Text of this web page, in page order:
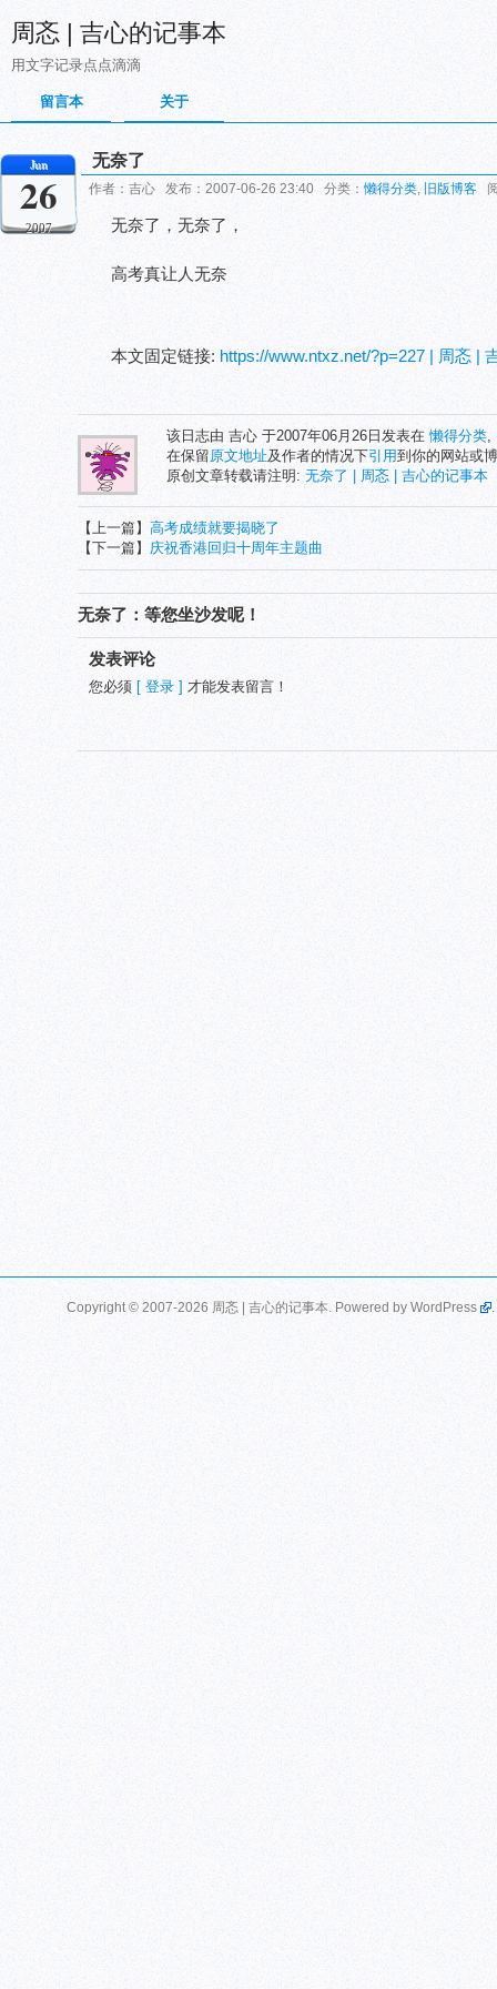
周忞 | 吉心的记事本
用文字记录点点滴滴
留言本 关于
Jun
26
2007
无奈了
作者：吉心 发布：2007-06-26 23:40 分类：懒得分类, 旧版博客
无奈了，无奈了，
高考真让人无奈
本文固定链接: https://www.ntxz.net/?p=227 | 周忞 |
该日志由 吉心 于2007年06月26日发表在懒得分类,
在保留原文地址及作者的情况下引用到你的网站或
原创文章转载请注明: 无奈了 | 周忞 | 吉心的记事本
【上一篇】 高考成绩就要揭晓了
【下一篇】 庆祝香港回归十周年主题曲
无奈了：等您坐沙发呢！
发表评论
您必须 [ 登录 ] 才能发表留言！
Copyright © 2007-2026 周忞 | 吉心的记事本. Powered by WordPress